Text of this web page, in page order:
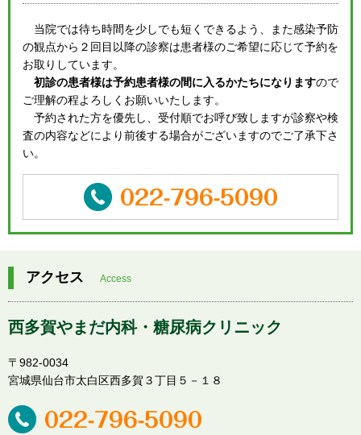
当院では待ち時間を少しでも短くできるよう、また感染予防
の観点から２回目以降の診察は患者様のご希望に応じて予約を
お取りしています。
初診の患者様は予約患者様の間に入るかたちになりますので
ご理解の程よろしくお願いいたします。
予約された方を優先し、受付順でお呼び致しますが診察や検
査の内容などにより前後する場合がございますのでご了承下さ
い。
アクセス Access
西多賀やまだ内科・糖尿病クリニック
〒982-0034
宮城県仙台市太白区西多賀３丁目５－１８